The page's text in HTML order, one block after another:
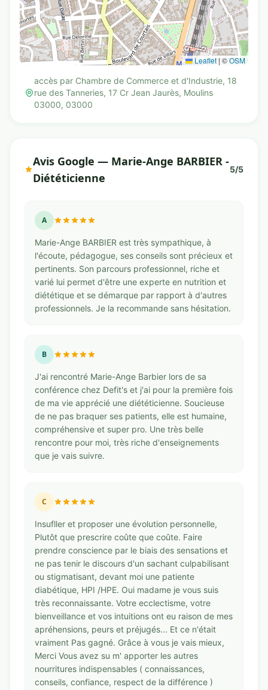
Leaflet | ©OSM
accès par Chambre de Commerce et d'Industrie, 18
rue des Tanneries, 17 Cr Jean Jaurès, Moulins
03000, 03000
Avis Google — Marie-Ange BARBIER -
Diététicienne
5/5
A
Marie-Ange BARBIER est très sympathique, à
l'écoute, pédagogue, ses conseils sont précieux et
pertinents. Son parcours professionnel, riche et
varié lui permet d'être une experte en nutrition et
diététique et se démarque par rapport à d'autres
professionnels. Je la recommande sans hésitation.
B
J'ai rencontré Marie-Ange Barbier lors de sa
conférence chez Defit's et j'ai pour la première fois
de ma vie apprécié une diététicienne. Soucieuse
de ne pas braquer ses patients, elle est humaine,
compréhensive et super pro. Une très belle
rencontre pour moi, très riche d'enseignements
que je vais suivre.
C
Insufller et proposer une évolution personnelle,
Plutôt que prescrire coûte que coûte. Faire
prendre conscience par le biais des sensations et
ne pas tenir le discours d'un sachant culpabilisant
ou stigmatisant, devant moi une patiente
diabétique, HPI /HPE. Oui madame je vous suis
très reconnaissante. Votre ecclectisme, votre
bienveillance et vos intuitions ont eu raison de mes
apréhensions, peurs et préjugés... Et ce n'était
vraiment Pas gagné. Grâce à vous je vais mieux,
Merci Vous avez su m' apporter les autres
nourritures indispensables ( connaissances,
conseils, confiance, respect de la différence )